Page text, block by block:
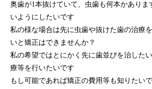
奥歯が1本抜けていて、虫歯も何本かありま
いようにしたいです
私の様な場合は先に虫歯や抜けた歯の治療
いと矯正はできませんか？
私の希望ではとにかく先に歯並びを治した
療等を行いたいです
もし可能であれば矯正の費用等も知りたい